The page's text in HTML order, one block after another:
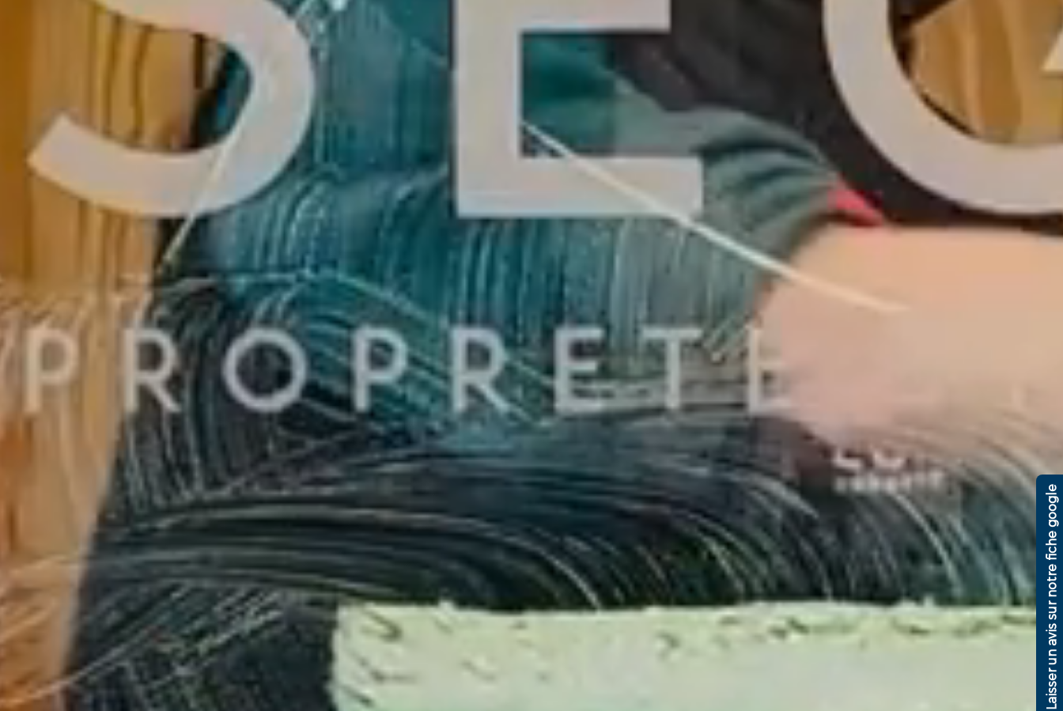
Laisser un avis sur notre fiche google